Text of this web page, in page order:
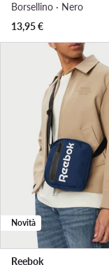
Borsellino · Nero
13,95€
Novità
Reebok